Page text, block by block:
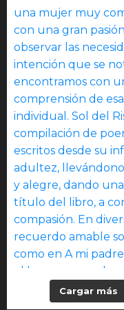
Cargar más